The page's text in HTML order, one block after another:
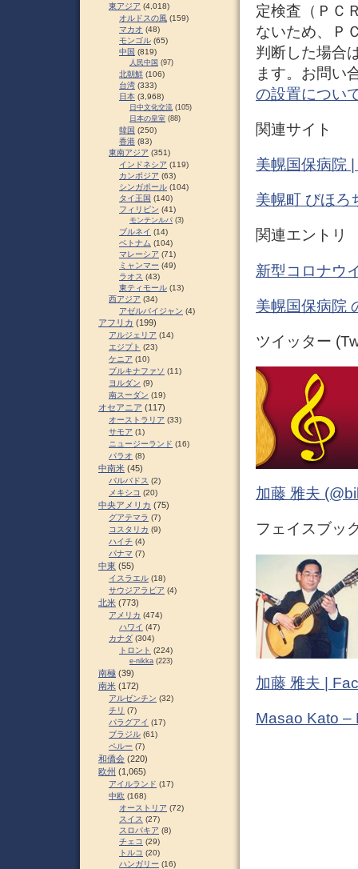
定検査（ＰＣ
ないため、Ｐ
判断した場合
ます。お問い
の設置につい
関連サイト
美幌国保病院
美幌町 びほろ
関連エントリ
新型コロナウ
美幌国保病院
ツイッター
加藤 雅夫
フェイスブッ
加藤 雅夫 |
Masao Kato –
東アジア (4,018)
オルドスの風 (159)
マカオ (48)
モンゴル (65)
中国 (819)
人民中国 (97)
北朝鮮 (106)
台湾 (333)
日本 (3,968)
日中文化交流 (105)
日本の皇室 (88)
韓国 (250)
香港 (83)
東南アジア (351)
インドネシア (119)
カンボジア (63)
シンガポール (104)
タイ王国 (140)
フィリピン (41)
モンテンルパ (3)
ブルネイ (14)
ベトナム (104)
マレーシア (71)
ミャンマー (49)
ラオス (43)
東ティモール (13)
西アジア (34)
アゼルバイジャン (4)
アフリカ (199)
アルジェリア (14)
エジプト (23)
ケニア (10)
ブルキナファソ (11)
ヨルダン (9)
南スーダン (19)
オセアニア (117)
オーストラリア (33)
サモア (1)
ニュージーランド (16)
パラオ (8)
中南米 (45)
バルバドス (2)
メキシコ (20)
中央アメリカ (75)
グアテマラ (7)
コスタリカ (9)
ハイチ (4)
パナマ (7)
中東 (55)
イスラエル (18)
サウジアラビア (4)
北米 (773)
アメリカ (474)
ハワイ (47)
カナダ (304)
トロント (224)
e-nikka (223)
南極 (39)
南米 (172)
アルゼンチン (32)
チリ (7)
パラグアイ (17)
ブラジル (61)
ペルー (7)
和僑会 (220)
欧州 (1,065)
アイルランド (17)
中欧 (168)
オーストリア (72)
スイス (27)
スロパキア (8)
チェコ (29)
トルコ (20)
ハンガリー (16)